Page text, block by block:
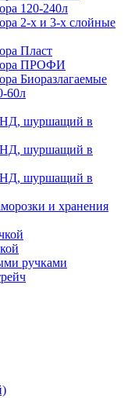
120-240л
2-х и 3-х слойные
Пласт
ПРОФИ
Биоразлагаемые
60л
шуршащий в
шуршащий в
шуршащий в
и хранения
ручками